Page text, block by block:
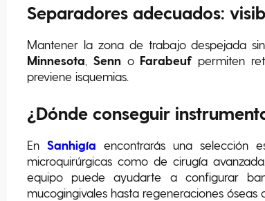
Separadores adecuados:
Mantener la zona de trabajo despejada
Minnesota
Senno Farabeufpermiten
previene isquemias.
¿Dónde conseguir
En Sanhigía encontrarás una selección
microquirúrgicas como de cirugía
equipo puede ayudarte a configurar
mucogingivales hasta regeneraciones óseas